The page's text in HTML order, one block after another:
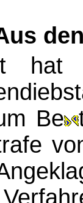
hat
Be